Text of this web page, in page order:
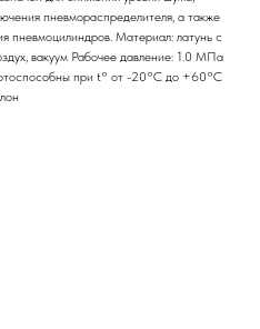
пневмораспределителя, а также
пневмоцилиндров. Материал: латунь с
вакуум Рабочее давление: 1.0 МПа
при t° от -20°С до +60°С